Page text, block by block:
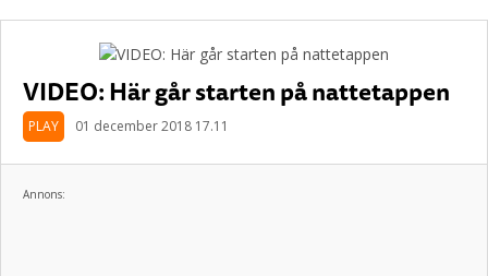
VIDEO: Här går starten på nattetappen
PLAY 01 december 2018 17.11
Annons: